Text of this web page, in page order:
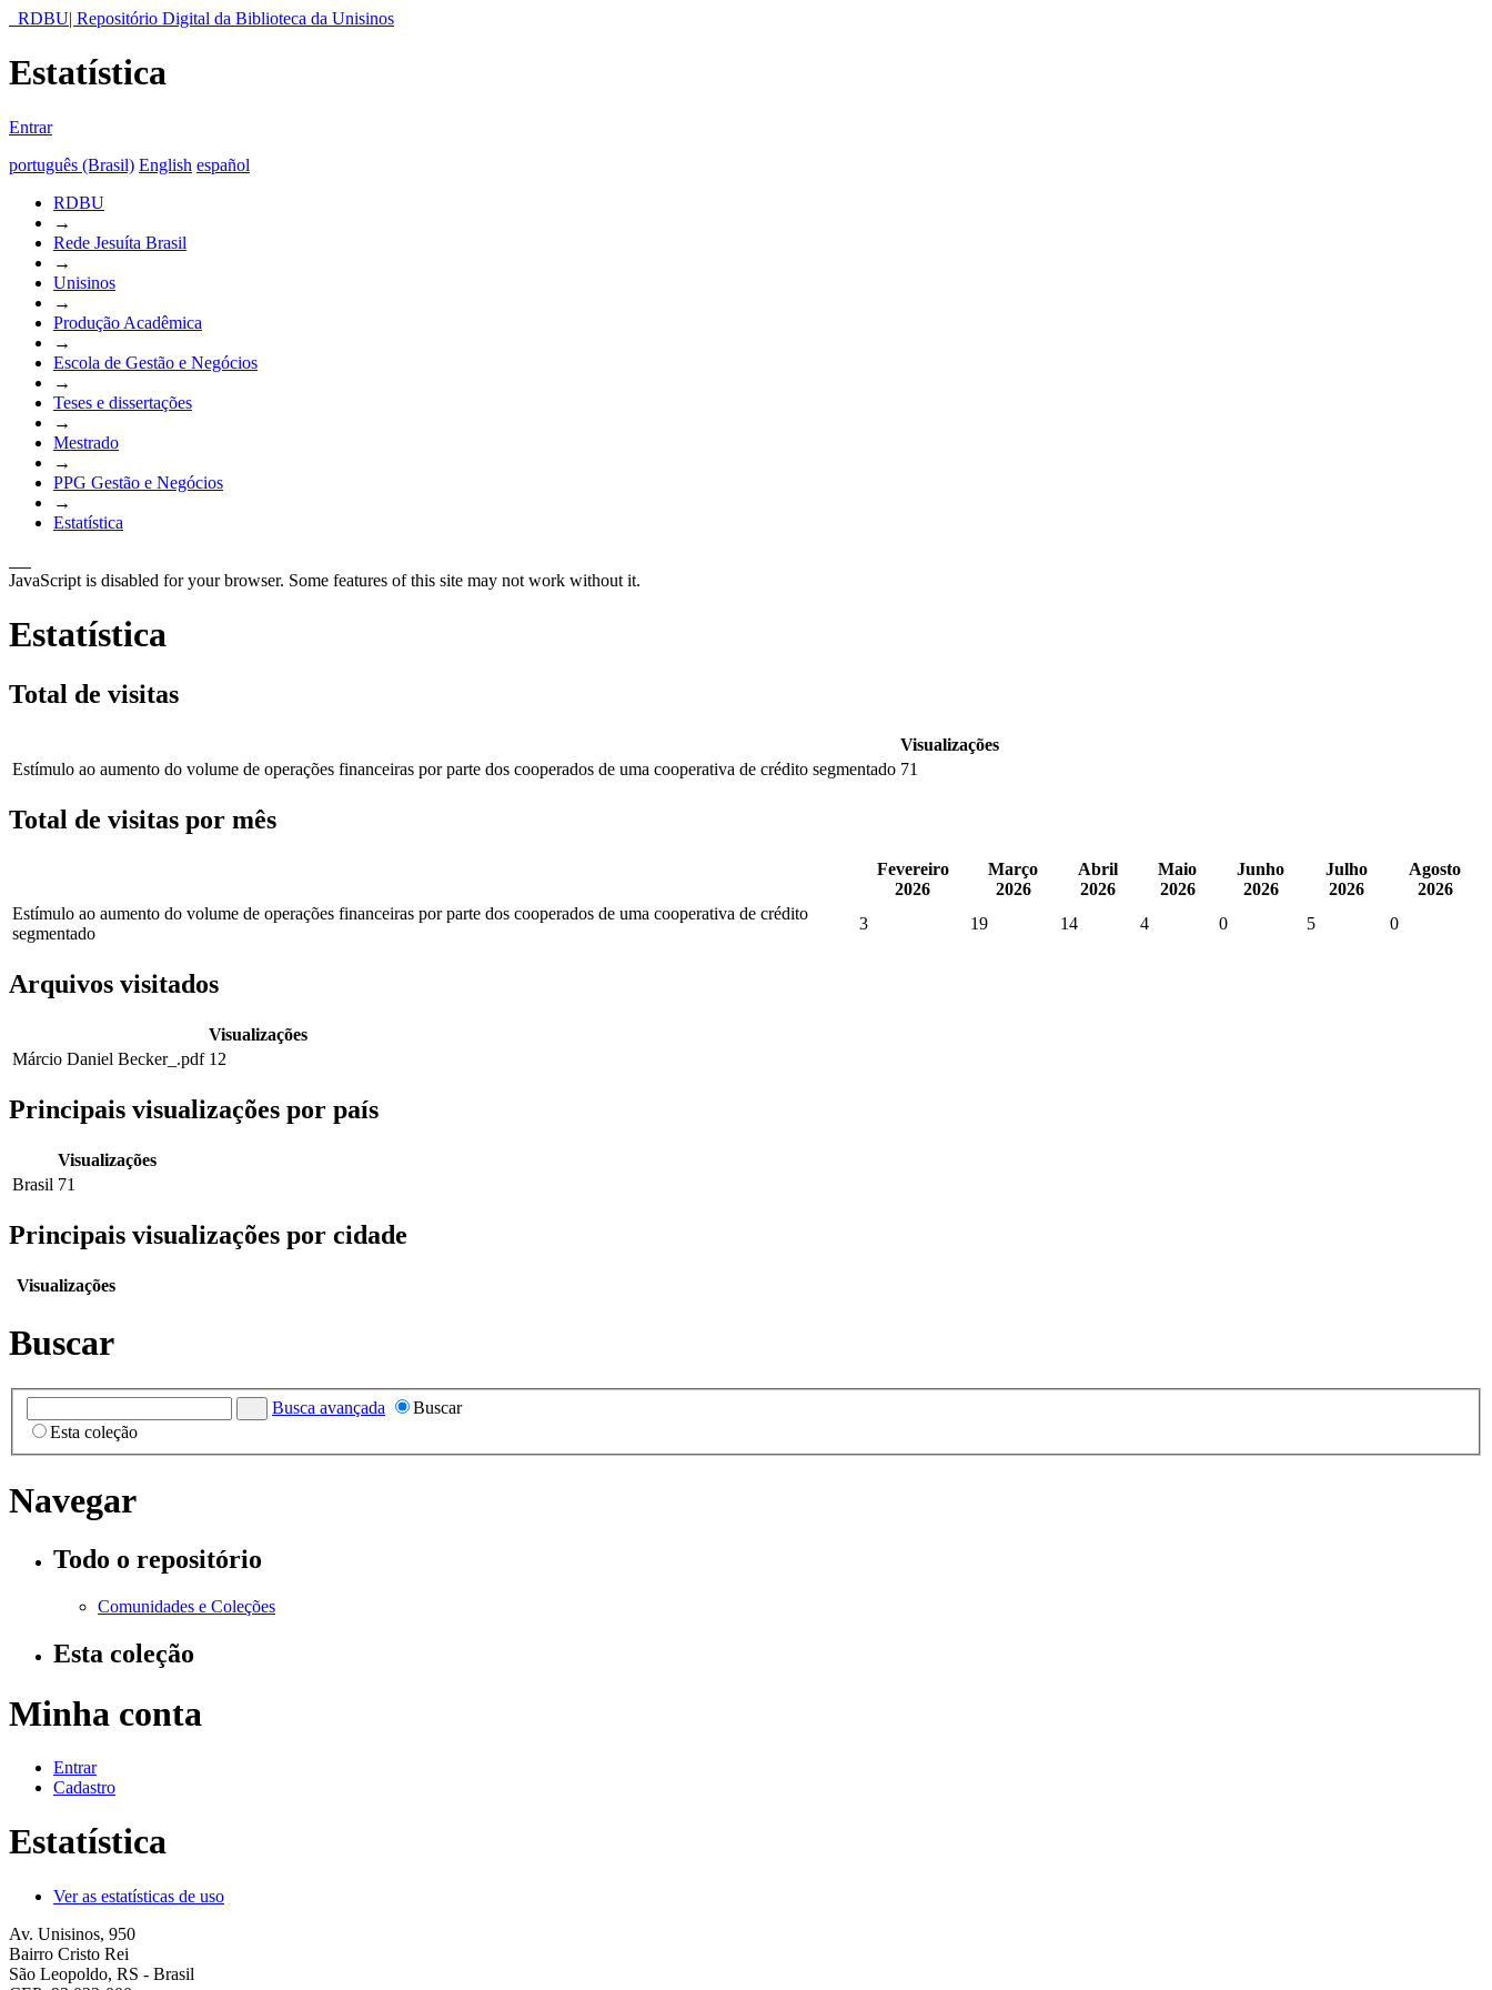
RDBU| Repositório Digital da Biblioteca da Unisinos
Estatística
Entrar
português (Brasil) English español
RDBU
→
Rede Jesuíta Brasil
→
Unisinos
→
Produção Acadêmica
→
Escola de Gestão e Negócios
→
Teses e dissertações
→
Mestrado
→
PPG Gestão e Negócios
→
Estatística
JavaScript is disabled for your browser. Some features of this site may not work without it.
Estatística
Total de visitas
Visualizações
Estímulo ao aumento do volume de operações financeiras por parte dos cooperados de uma cooperativa de crédito segmentado 71
Total de visitas por mês
Fevereiro
2026
Março
2026
Abril
2026
Maio
2026
Junho
2026
Julho
2026
Agosto
2026
Estímulo ao aumento do volume de operações financeiras por parte dos cooperados de uma cooperativa de crédito
segmentado
3 19 14 4 0 5 0
Arquivos visitados
Visualizações
Márcio Daniel Becker_.pdf 12
Principais visualizações por país
Visualizações
Brasil 71
Principais visualizações por cidade
Visualizações
Buscar
Busca avançada
Buscar
Esta coleção
Navegar
Todo o repositório
Comunidades e Coleções
Esta coleção
Minha conta
Entrar
Cadastro
Estatística
Ver as estatísticas de uso
Av. Unisinos, 950
Bairro Cristo Rei
São Leopoldo, RS - Brasil